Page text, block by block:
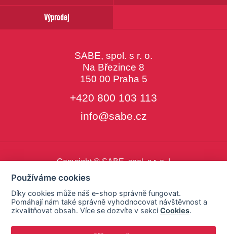
Výprodej
SABE, spol. s r. o.
Na Březince 8
150 00 Praha 5
+420 800 103 113
info@sabe.cz
Copyright © SABE, spol. s r. o. |
Používáme cookies
Díky cookies může náš e-shop správně fungovat.
Pomáhají nám také správně vyhodnocovat návštěvnost a
zkvalitňovat obsah. Více se dozvíte v sekciCookies.